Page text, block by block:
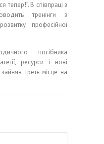
тепер!”. В співпраці з
тренінги з
професійної
посібника
ресурси і нові
третє місце на